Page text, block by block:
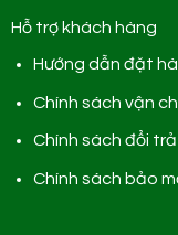
Hỗ trợ khách hàng
Hướng dẫn đặt
Chính sách vận
Chính sách đổi trả
Chính sách bảo